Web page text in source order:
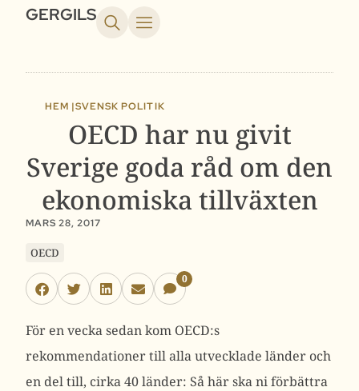
GERGILS
HEM |SVENSK POLITIK
OECD har nu givit
Sverige goda råd om den
ekonomiska tillväxten
MARS 28, 2017
OECD
0
För en vecka sedan kom OECD:s
rekommendationer till alla utvecklade länder och
en del till, cirka 40 länder: Så här ska ni förbättra